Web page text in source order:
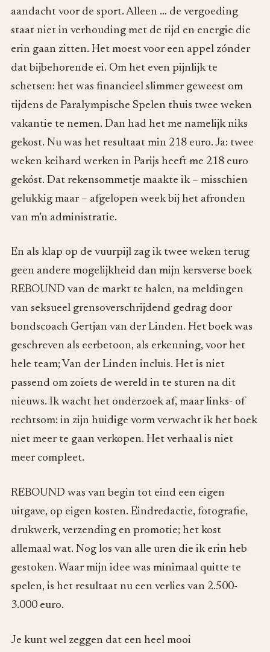
aandacht voor de sport. Alleen … de vergoeding
staat niet in verhouding met de tijd en energie die
erin gaan zitten. Het moest voor een appel zónder
dat bijbehorende ei. Om het even pijnlijk te
schetsen: het was financieel slimmer geweest om
tijdens de Paralympische Spelen thuis twee weken
vakantie te nemen. Dan had het me namelijk niks
gekost. Nu was het resultaat min 218 euro. Ja: twee
weken keihard werken in Parijs heeft me 218 euro
gekóst. Dat rekensommetje maakte ik – misschien
gelukkig maar – afgelopen week bij het afronden
van m’n administratie.
En als klap op de vuurpijl zag ik twee weken terug
geen andere mogelijkheid dan mijn kersverse boek
REBOUND van de markt te halen, na meldingen
van seksueel grensoverschrijdend gedrag door
bondscoach Gertjan van der Linden. Het boek was
geschreven als eerbetoon, als erkenning, voor het
hele team; Van der Linden incluis. Het is niet
passend om zoiets de wereld in te sturen na dit
nieuws. Ik wacht het onderzoek af, maar links- of
rechtsom: in zijn huidige vorm verwacht ik het boek
niet meer te gaan verkopen. Het verhaal is niet
meer compleet.
REBOUND was van begin tot eind een eigen
uitgave, op eigen kosten. Eindredactie, fotografie,
drukwerk, verzending en promotie; het kost
allemaal wat. Nog los van alle uren die ik erin heb
gestoken. Waar mijn idee was minimaal quitte te
spelen, is het resultaat nu een verlies van 2.500-
3.000 euro.
Je kunt wel zeggen dat een heel mooi